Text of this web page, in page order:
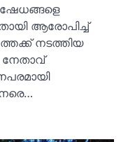
ആരോപിച്ച്
നടത്തിയ
നേതാവ്